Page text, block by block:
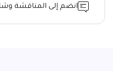
انضم إلى المناقشة